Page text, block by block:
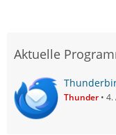
Aktuelle
Thunder 4.